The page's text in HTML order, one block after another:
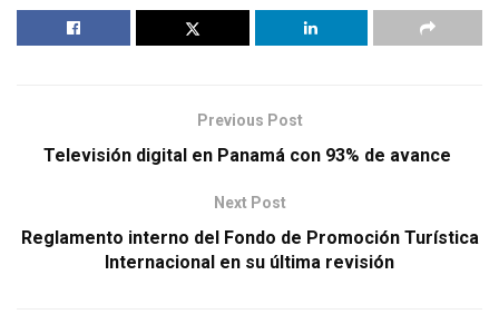
Previous Post
Televisión digital en Panamá con 93% de avance
Next Post
Reglamento interno del Fondo de Promoción Turística
Internacional en su última revisión